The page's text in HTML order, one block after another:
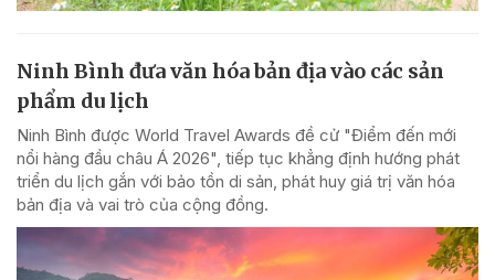
Ninh Bình đưa văn hóa bản địa vào các sản
phẩm du lịch
Ninh Bình được World Travel Awards đề cử "Điểm đến mới
nổi hàng đầu châu Á 2026", tiếp tục khẳng định hướng phát
triển du lịch gắn với bảo tồn di sản, phát huy giá trị văn hóa
bản địa và vai trò của cộng đồng.